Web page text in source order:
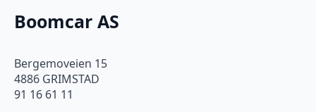
Boomcar AS
Bergemoveien 15
4886 GRIMSTAD
91 16 61 11